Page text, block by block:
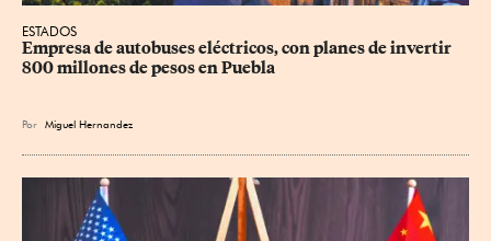
ESTADOS
Empresa de autobuses eléctricos, con planes de invertir
800 millones de pesos en Puebla
Por Miguel Hernandez